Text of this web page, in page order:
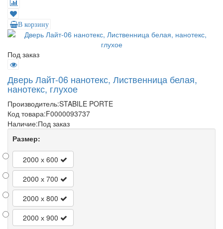
В корзину
Под заказ
Дверь Лайт-06 нанотекс, Лиственница белая,
нанотекс, глухое
Производитель:STABILE PORTE
Код товара:F0000093737
Наличие:Под заказ
Размер:
2000 х 600
2000 х 700
2000 х 800
2000 х 900